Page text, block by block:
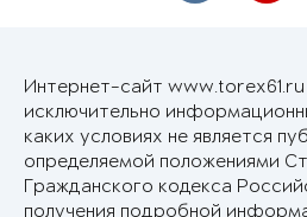
Интернет-сайт
исключительно
каких условиях не является
определяемой положениями
Гражданского кодекса
получения подробной